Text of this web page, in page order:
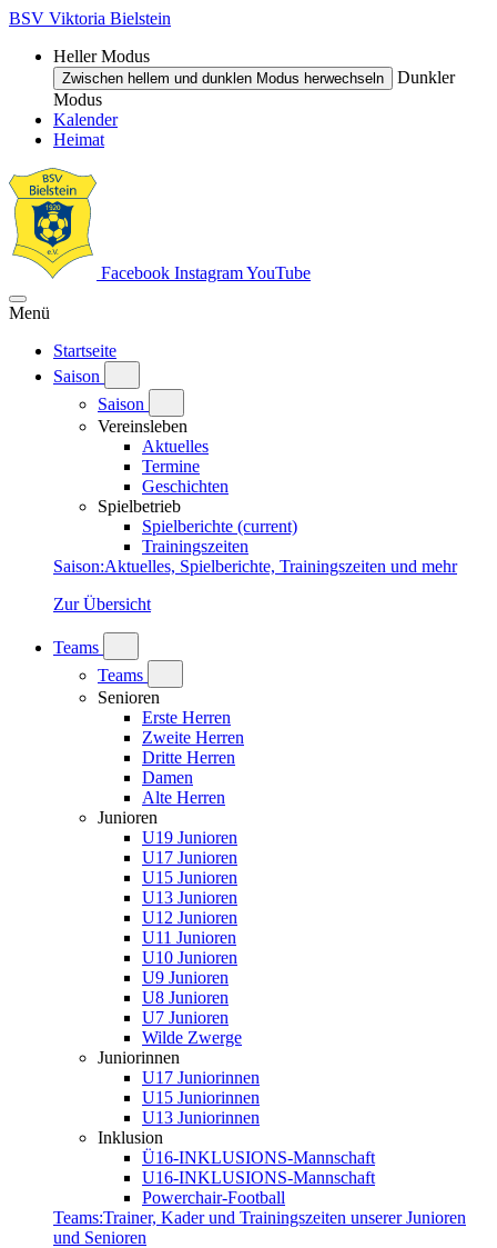
BSV Viktoria Bielstein
Heller Modus
Zwischen hellem und dunklen Modus herwechseln
Dunkler
Modus
Kalender
Heimat
Facebook InstagramYouTube
Menü
Startseite
Saison
Saison
Vereinsleben
Aktuelles
Termine
Geschichten
Spielbetrieb
Spielberichte (current)
Trainingszeiten
Saison:Aktuelles, Spielberichte, Trainingszeiten und mehr
Zur Übersicht
Teams
Teams
Senioren
Erste Herren
Zweite Herren
Dritte Herren
Damen
Alte Herren
Junioren
U19 Junioren
U17 Junioren
U15 Junioren
U13 Junioren
U12 Junioren
U11 Junioren
U10 Junioren
U9 Junioren
U8 Junioren
U7 Junioren
Wilde Zwerge
Juniorinnen
U17 Juniorinnen
U15 Juniorinnen
U13 Juniorinnen
Inklusion
Ü16-INKLUSIONS-Mannschaft
U16-INKLUSIONS-Mannschaft
Powerchair-Football
Teams:Trainer, Kader und Trainingszeiten unserer Junioren
und Senioren